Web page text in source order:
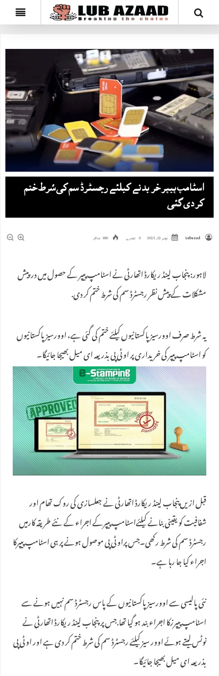
اسٹامپ پیپر خریدنے کیلئے رجسٹرڈ سم کی شرط ختم
کر دی گئی
Lubazad نومبر 12, 2025 0 تبصرے 180 مناظر
لاہور: پنجاب لینڈ ریکارڈ اتھارٹی نے اسٹامپ پیپر کے حصول میں درپیش
مشکلات کے پیش نظر رجسٹرڈ سم کی شرط ختم کر دی.
یہ شرط صرف اوورسیز پاکستانیوں کیلئے ختم کی گئی ہے، اوورسیز پاکستانیوں
کو اسٹامپ پیپر کی خریداری پر او ٹی پی بذریعہ ای میل بھیجا جائیگا۔
قبل ازیں‌پنجاب لینڈ ریکارڈ اتھارٹی نے جعلسازی کی روک تھام اور
شفافیت کو یقینی بنانے کیلئےاسٹامپ پیپرکے اجراء کے نئے طریقہ کارمیں
رجسٹرڈ سم کی شرط رکھی۔جس پراو ٹی پی موصول ہونے پر ہی اسٹامپ پیپرکا
اجراء کیا جا رہا ہے۔
نئی پالیسی سے اوورسیز پاکستانیوں کے پاس رجسٹرڈ سم نہیں ہونے سے
اسٹامپ پیپرزکا اجراء بند ہو گیا تھا.جس پر پنجاب لینڈ ریکارڈ اتھارٹی نے
نوٹس لیتے ہوئے اوور سیز کیلئے رجسٹرڈ سم کی شرط ختم کر دی ہے اور او ٹی پی
بذریعہ ای میل بھیجا جائیگا۔